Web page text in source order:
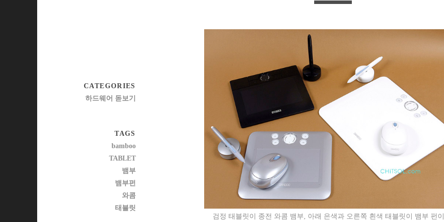
검정 태블릿이 종전 와콤 뱀부, 아래 은색과 오른쪽 흰색 태블릿이 뱀부 펀
CATEGORIES
하드웨어 돋보기
TAGS
bamboo
TABLET
뱀부
뱀부펀
와콤
태블릿